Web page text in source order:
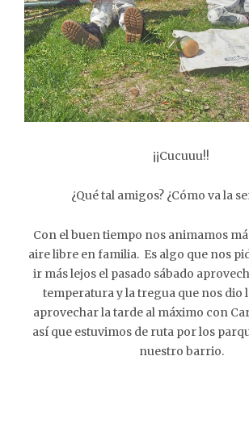
¡¡Cucuuu!!
¿Qué tal amigos? ¿Cómo va la
Con el buen tiempo nos animamos
aire libre en familia. Es algo que nos
ir más lejos el pasado sábado
temperatura y la tregua que nos dio
aprovechar la tarde al máximo con
así que estuvimos de ruta por los
nuestro barrio.